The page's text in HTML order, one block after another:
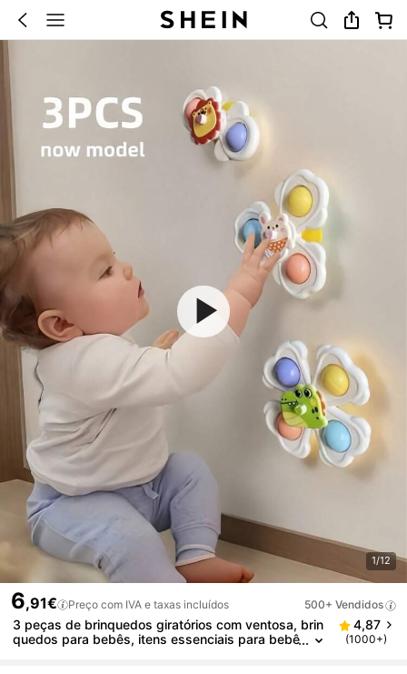
1/12
6,91€ Preço com IVA e taxas incluídos 500+ Vendidos
3 peças de brinquedos giratórios com ventosa, brin
quedos para bebês, itens essenciais para bebê
4,87
(1000+)